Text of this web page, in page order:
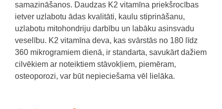
samazināšanos. Daudzas K2 vitamīna priekšrocības
ietver uzlabotu ādas kvalitāti, kaulu stiprināšanu,
uzlabotu mitohondriju darbību un labāku asinsvadu
veselību. K2 vitamīna deva, kas svārstās no 180 līdz
360 mikrogramiem dienā, ir standarta, savukārt dažiem
cilvēkiem ar noteiktiem stāvokļiem, piemēram,
osteoporozi, var būt nepieciešama vēl lielāka.